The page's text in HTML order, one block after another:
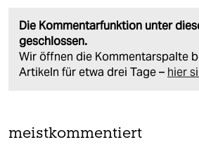
Die Kommentarfunktion unter
geschlossen.
Wir öffnen die Kommentarspalte
Artikeln für etwa drei Tage – hier
meistkommentiert